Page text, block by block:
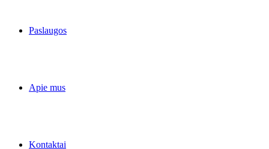
Paslaugos
Apie mus
Kontaktai